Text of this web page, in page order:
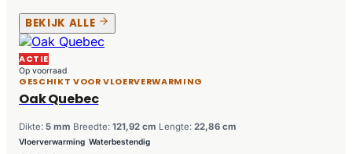
BEKIJK ALLE
ACTIE
Op voorraad
GESCHIKT VOOR VLOERVERWARMING
Oak Quebec
Dikte: 5 mm Breedte: 121,92 cm Lengte: 22,86 cm
Vloerverwarming Waterbestendig